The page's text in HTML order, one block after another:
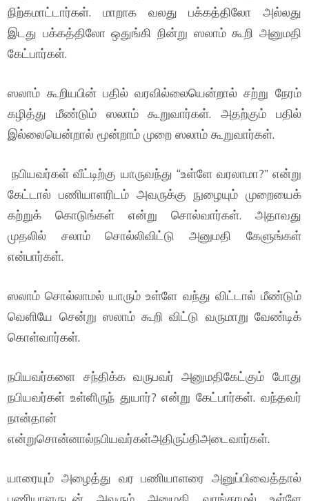
நிற்கமாட்டார்கள். மாறாக வலது பக்கத்திலோ அல்லது
இடது பக்கத்திலோ ஒதுங்கி நின்று ஸலாம் கூறி அனுமதி
கேட்பார்கள்.
ஸலாம் கூறியபின் பதில் வரவில்லையென்றால் சற்று நேரம்
கழித்து மீண்டும் ஸலாம் கூறுவார்கள். அதற்கும் பதில்
இல்லையென்றால் மூன்றாம் முறை ஸலாம் கூறுவார்கள்.
நபியவர்கள் வீட்டிற்கு யாருவந்து “உள்ளே வரலாமா?” என்று
கேட்டால் பணியாளரிடம் அவருக்கு நுழையும் முறையைக்
கற்றுக் கொடுங்கள் என்று சொல்வார்கள். அதாவது
முதலில் சலாம் சொல்லிவிட்டு அனுமதி கேளுங்கள்
என்பார்கள்.
ஸலாம் சொல்லாமல் யாரும் உள்ளே வந்து விட்டால் மீண்டும்
வெளியே சென்று ஸலாம் கூறி விட்டு வருமாறு வேண்டிக்
கொள்வார்கள்.
நபியவர்களை சந்திக்க வருபவர் அனுமதிகேட்கும் போது
நபியவர்கள் உள்ளிருந் துயார்? என்று கேட்பார்கள். வந்தவர்
நான்தான்
என்றுசொன்னால்நபியவர்கள்அதிருப்திஅடைவார்கள்.
யாரையும் அழைத்து வர பணியாளரை அனுப்பிவைத்தால்